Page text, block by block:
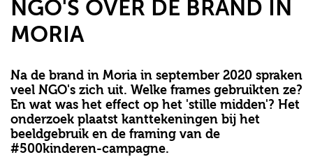
NGO'S OVER DE BRAND IN
MORIA
Na de brand in Moria in september 2020 spraken
veel NGO's zich uit. Welke frames gebruikten ze?
En wat was het effect op het 'stille midden'? Het
onderzoek plaatst kanttekeningen bij het
beeldgebruik en de framing van de
#500kinderen-campagne.